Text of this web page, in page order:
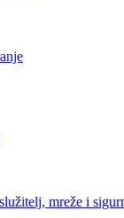
mreže i